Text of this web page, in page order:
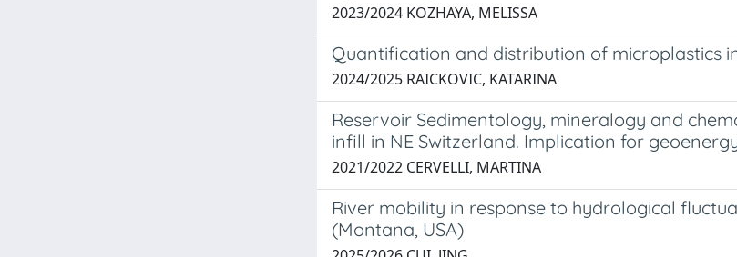
2023/2024 KOZHAYA, MELISSA
Quantification and distribution of microplastics
2024/2025 RAICKOVIC, KATARINA
Reservoir Sedimentology, mineralogy and
infill in NE Switzerland. Implication for
2021/2022 CERVELLI, MARTINA
River mobility in response to hydrological
(Montana, USA)